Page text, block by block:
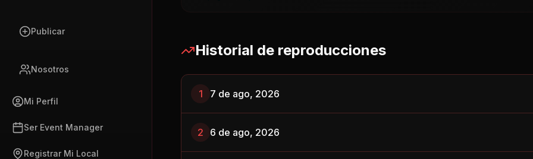
Publicar
Nosotros
Mi Perfil
Ser Event Manager
Registrar Mi Local
Historial de reproducciones
1 7 de ago, 2026
2 6 de ago, 2026